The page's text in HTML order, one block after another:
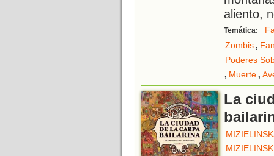
aliento,
Temática:
Zombis,
Poderes
, Muerte,
La